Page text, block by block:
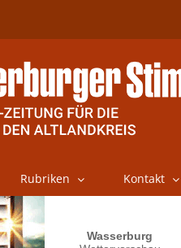
Rubriken Kontakt